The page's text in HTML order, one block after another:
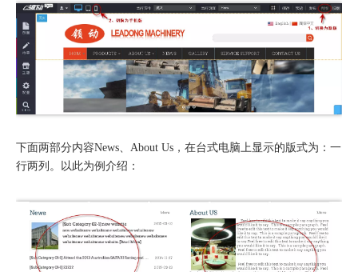
下面两部分内容News、About Us，在台式电脑上显示的版式为：一
行两列。以此为例介绍：